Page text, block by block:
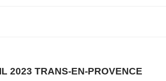
2023 TRANS-EN-PROVENCE